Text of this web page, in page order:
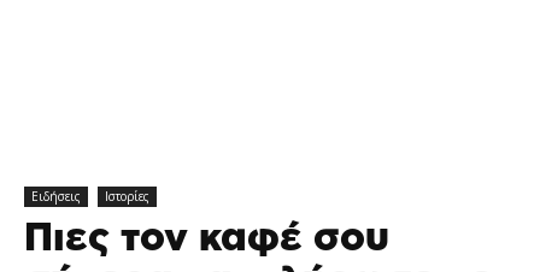
Ειδήσεις Ιστορίες
Πιες τον καφέ σου